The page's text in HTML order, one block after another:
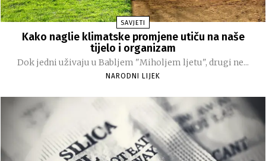
SAVJETI
Kako naglie klimatske promjene utiču na naše
tijelo i organizam
Dok jedni uživaju u Babljem "Miholjem ljetu", drugi ne...
NARODNI LIJEK